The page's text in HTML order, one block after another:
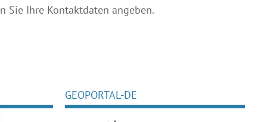
Sie Ihre Kontaktdaten angeben.
GEOPORTAL-DE